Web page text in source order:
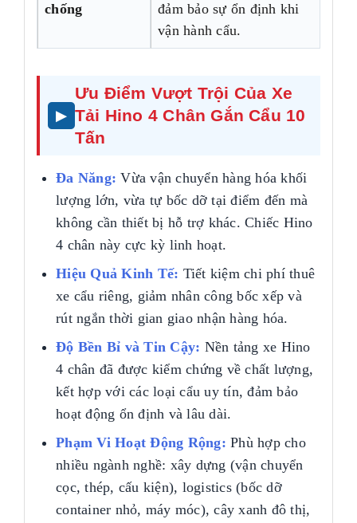
chống
đảm bảo sự ổn định khi
vận hành cẩu.
Ưu Điểm Vượt Trội Của Xe
Tải Hino 4 Chân Gắn Cẩu 10
Tấn
Đa Năng: Vừa vận chuyển hàng hóa khối
lượng lớn, vừa tự bốc dỡ tại điểm đến mà
không cần thiết bị hỗ trợ khác. Chiếc Hino
4 chân này cực kỳ linh hoạt.
Hiệu Quả Kinh Tế: Tiết kiệm chi phí thuê
xe cẩu riêng, giảm nhân công bốc xếp và
rút ngắn thời gian giao nhận hàng hóa.
Độ Bền Bỉ và Tin Cậy: Nền tảng xe Hino
4 chân đã được kiểm chứng về chất lượng,
kết hợp với các loại cẩu uy tín, đảm bảo
hoạt động ổn định và lâu dài.
Phạm Vi Hoạt Động Rộng: Phù hợp cho
nhiều ngành nghề: xây dựng (vận chuyển
cọc, thép, cấu kiện), logistics (bốc dỡ
container nhỏ, máy móc), cây xanh đô thị,